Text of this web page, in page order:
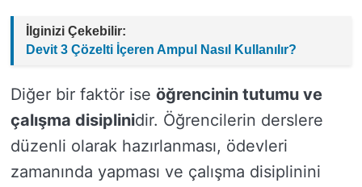
İlginizi Çekebilir:
Devit 3 Çözelti İçeren Ampul Nasıl Kullanılır?
Diğer bir faktör ise öğrencinin tutumu ve
çalışma disiplinidir. Öğrencilerin derslere
düzenli olarak hazırlanması, ödevleri
zamanında yapması ve çalışma disiplinini